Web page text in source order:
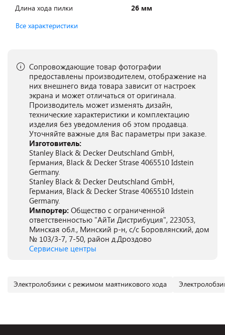
Длина хода пилки
26 мм
Все характеристики
Сопровождающие товар фотографии
предоставлены производителем, отображение на
них внешнего вида товара зависит от настроек
экрана и может отличаться от оригинала.
Производитель может изменять дизайн,
технические характеристики и комплектацию
изделия без уведомления об этом продавца.
Уточняйте важные для Вас параметры при заказе.
Изготовитель:
Stanley Black & Decker Deutschland GmbH,
Германия, Black & Decker Strase 4065510 Idstein
Germany.
Stanley Black & Decker Deutschland GmbH,
Германия, Black & Decker Strase 4065510 Idstein
Germany.
Импортер: Общество с ограниченной
ответственностью "АйТи Дистрибуция", 223053,
Минская обл., Минский р-н, с/с Боровлянский, дом
№ 103/3-7, 7-50, район д.Дроздово
Сервисные центры
Электролобзики с режимом маятникового хода